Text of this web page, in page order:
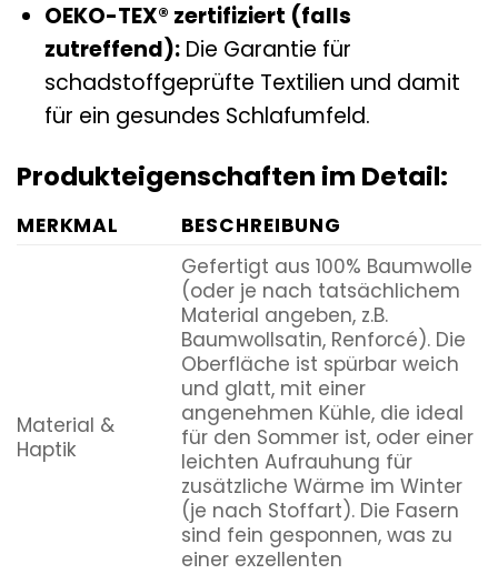
OEKO-TEX® zertifiziert (falls
zutreffend):Die Garantie für
schadstoffgeprüfte Textilien und damit
für ein gesundes Schlafumfeld.
Produkteigenschaften im Detail:
MERKMAL BESCHREIBUNG
Material &
Haptik
Gefertigt aus 100% Baumwolle
(oder je nach tatsächlichem
Material angeben, z.B.
Baumwollsatin, Renforcé). Die
Oberfläche ist spürbar weich
und glatt, mit einer
angenehmen Kühle, die ideal
für den Sommer ist, oder einer
leichten Aufrauhung für
zusätzliche Wärme im Winter
(je nach Stoffart). Die Fasern
sind fein gesponnen, was zu
einer exzellenten